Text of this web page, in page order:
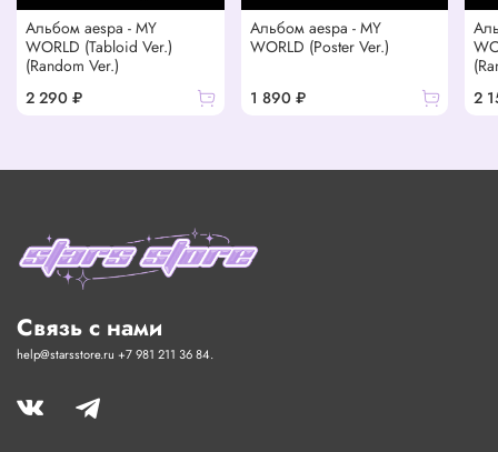
Альбом aespa - MY
WORLD (Tabloid Ver.)
(Random Ver.)
2 290 ₽
Альбом aespa - MY
WORLD (Poster Ver.)
1 890 ₽
2
Связь с нами
help@starsstore.ru +7 981 211 36 84.